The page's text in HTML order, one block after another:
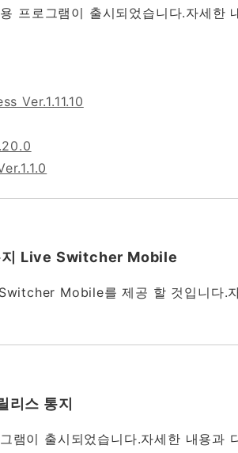
프로그램이 출시되었습니다.자세한
Ver.1.11.10
지 Live Switcher Mobile
Mobile를 제공 할 것입니다.
리스 통지
램이 출시되었습니다.자세한 내용과